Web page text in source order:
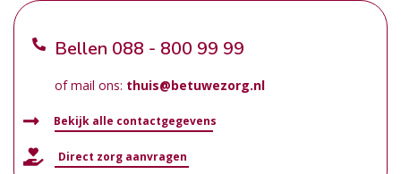
Bellen 088 - 800 99 99
of mail ons: thuis@betuwezorg.nl
Bekijk alle contactgegevens
Direct zorg aanvragen